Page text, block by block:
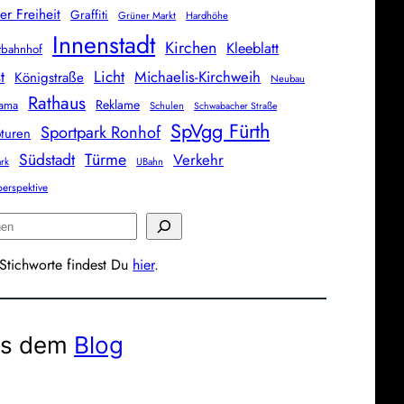
Freiheit Graffiti Grüner Markt Hardhöhe
Innenstadt Kirchen Kleeblatt
Königstraße Licht Michaelis-Kirchweih Neubau
Rathaus Reklame Schulen Schwabacher Straße
Sportpark Ronhof SpVgg Fürth
Südstadt Türme UBahn Verkehr
findest Du hier.
dem Blog